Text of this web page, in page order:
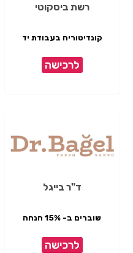
רשת ביסקוטי
קונדיטוריה בעבודת יד
לרכישה
ד"ר בייגל
שוברים ב- 15% הנחה
לרכישה